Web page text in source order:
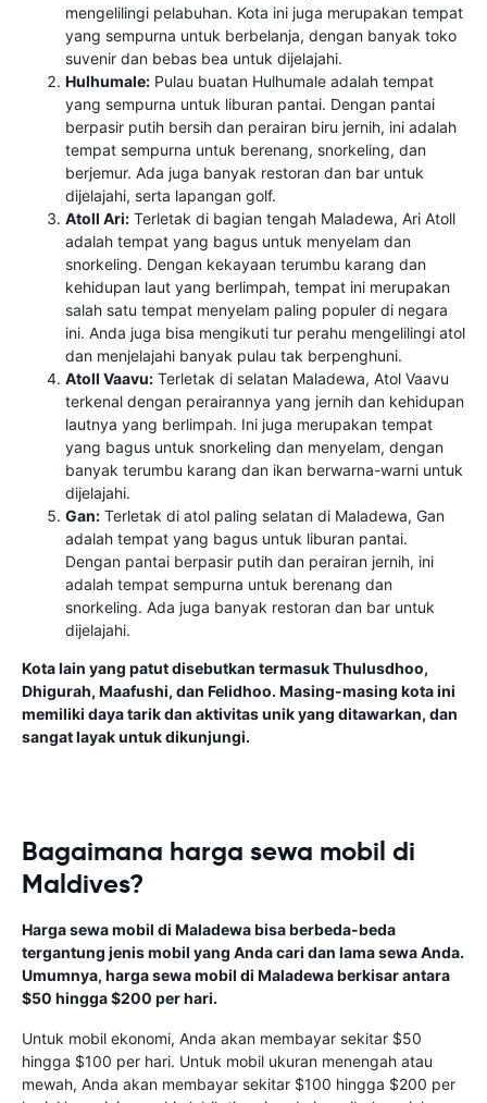
mengelilingi pelabuhan. Kota ini juga merupakan tempat
yang sempurna untuk berbelanja, dengan banyak toko
suvenir dan bebas bea untuk dijelajahi.
Hulhumale: Pulau buatan Hulhumale adalah tempat
yang sempurna untuk liburan pantai. Dengan pantai
berpasir putih bersih dan perairan biru jernih, ini adalah
tempat sempurna untuk berenang, snorkeling, dan
berjemur. Ada juga banyak restoran dan bar untuk
dijelajahi, serta lapangan golf.
Atoll Ari: Terletak di bagian tengah Maladewa, Ari Atoll
adalah tempat yang bagus untuk menyelam dan
snorkeling. Dengan kekayaan terumbu karang dan
kehidupan laut yang berlimpah, tempat ini merupakan
salah satu tempat menyelam paling populer di negara
ini. Anda juga bisa mengikuti tur perahu mengelilingi atol
dan menjelajahi banyak pulau tak berpenghuni.
Atoll Vaavu: Terletak di selatan Maladewa, Atol Vaavu
terkenal dengan perairannya yang jernih dan kehidupan
lautnya yang berlimpah. Ini juga merupakan tempat
yang bagus untuk snorkeling dan menyelam, dengan
banyak terumbu karang dan ikan berwarna-warni untuk
dijelajahi.
Gan: Terletak di atol paling selatan di Maladewa, Gan
adalah tempat yang bagus untuk liburan pantai.
Dengan pantai berpasir putih dan perairan jernih, ini
adalah tempat sempurna untuk berenang dan
snorkeling. Ada juga banyak restoran dan bar untuk
dijelajahi.
Kota lain yang patut disebutkan termasuk Thulusdhoo,
Dhigurah, Maafushi, dan Felidhoo. Masing-masing kota ini
memiliki daya tarik dan aktivitas unik yang ditawarkan, dan
sangat layak untuk dikunjungi.
Bagaimana harga sewa mobil di
Maldives?
Harga sewa mobil di Maladewa bisa berbeda-beda
tergantung jenis mobil yang Anda cari dan lama sewa Anda.
Umumnya, harga sewa mobil di Maladewa berkisar antara
$50 hingga $200 per hari.
Untuk mobil ekonomi, Anda akan membayar sekitar $50
hingga $100 per hari. Untuk mobil ukuran menengah atau
mewah, Anda akan membayar sekitar $100 hingga $200 per